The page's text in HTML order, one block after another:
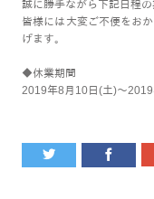
誠に勝手ながら下記日程
皆様には大変ご不便をお
げます。
◆休業期間
2019年8月10日(土)～